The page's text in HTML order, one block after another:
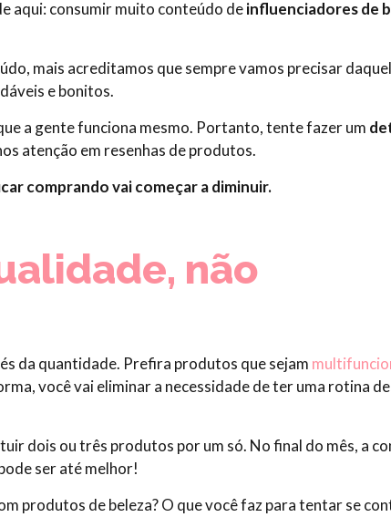
aqui: consumir muito conteúdo deinfluenciadores de
mais acreditamos que sempre vamos precisar
e bonitos.
a gente funciona mesmo. Portanto, tente fazer um
atenção em resenhas de produtos.
comprando vai começar a diminuir.
não
da quantidade. Prefira produtos que sejam
você vai eliminar a necessidade de ter uma rotina de
dois ou três produtos por um só. No final do mês, a
ser até melhor!
produtos de beleza? O que você faz para tentar se